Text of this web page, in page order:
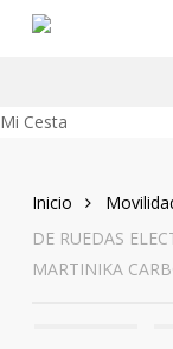
Mi Cesta
Inicio
DE RUEDAS
MARTINIKA